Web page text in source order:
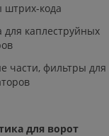
штрих-кода
для каплеструйных
части, фильтры для
для ворот